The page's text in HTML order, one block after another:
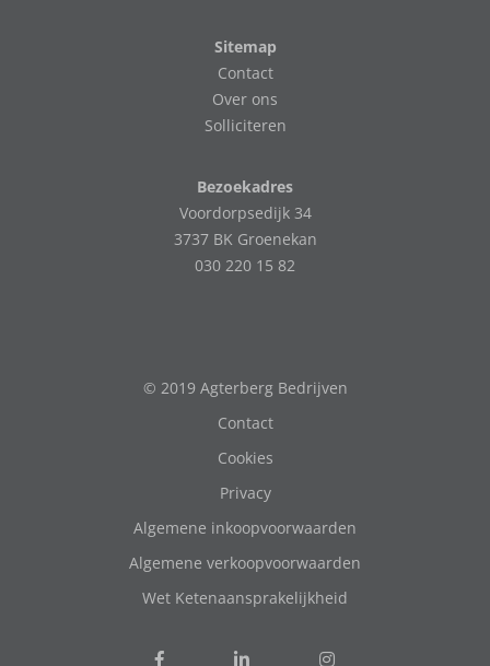
Sitemap
Contact
Over ons
Solliciteren
Bezoekadres
Voordorpsedijk 34
3737 BK Groenekan
030 220 15 82
© 2019 Agterberg Bedrijven
Contact
Cookies
Privacy
Algemene inkoopvoorwaarden
Algemene verkoopvoorwaarden
Wet Ketenaansprakelijkheid
Volg Volg Follow